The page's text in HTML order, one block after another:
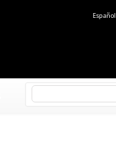
Español